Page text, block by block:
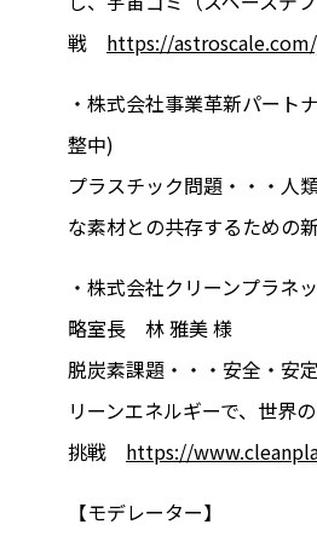
戦 https://
・株式会社事業革新パー
整中)
プラスチック問題・・・人
な素材との共存するための
・株式会社クリーンプラ
略室長 林 雅美 様
脱炭素課題・・・安全・安
リーンエネルギーで、世界
挑戦 https://
【モデレーター】